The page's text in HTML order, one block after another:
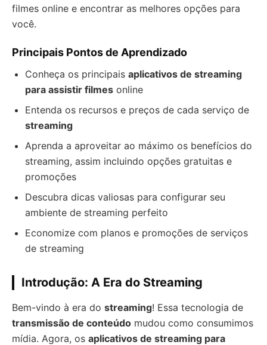
filmes online e encontrar as melhores opções para
você.
Principais Pontos de Aprendizado
Conheça os principais aplicativos de streaming
para assistir filmes online
Entenda os recursos e preços de cada serviço de
streaming
Aprenda a aproveitar ao máximo os benefícios do
streaming, assim incluindo opções gratuitas e
promoções
Descubra dicas valiosas para configurar seu
ambiente de streaming perfeito
Economize com planos e promoções de serviços
de streaming
Introdução: A Era do Streaming
Bem-vindo à era do streaming! Essa tecnologia de
transmissão de conteúdo mudou como consumimos
mídia. Agora, os aplicativos de streaming para